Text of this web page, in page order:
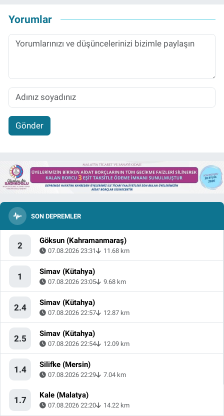
Yorumlar
Gönder
SON DEPREMLER
2 Göksun (Kahramanmaraş)
07.08.2026 23:31 11.68 km
1 Simav (Kütahya)
07.08.2026 23:05 9.68 km
2.4 Simav (Kütahya)
07.08.2026 22:57 12.87 km
2.5 Simav (Kütahya)
07.08.2026 22:54 12.09 km
1.4 Silifke (Mersin)
07.08.2026 22:29 7.04 km
1.7 Kale (Malatya)
07.08.2026 22:20 14.22 km